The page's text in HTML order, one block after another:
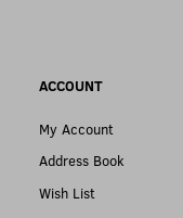
ACCOUNT
My Account
Address Book
Wish List